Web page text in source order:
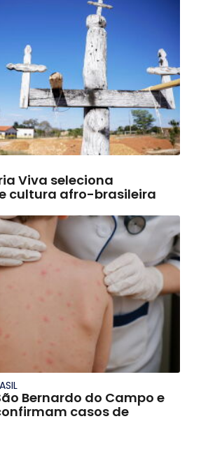
Viva seleciona
cultura afro-brasileira
Bernardo do Campo e
casos de